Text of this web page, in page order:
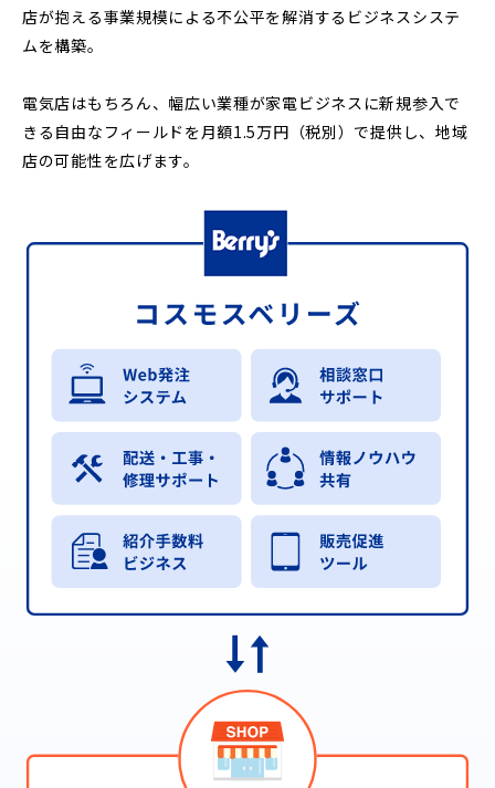
店が抱える事業規模による不公平を解消するビジネスシステ
ムを構築。
電気店はもちろん、幅広い業種が家電ビジネスに新規参入で
きる自由なフィールドを月額1.5万円（税別）で提供し、地域
店の可能性を広げます。